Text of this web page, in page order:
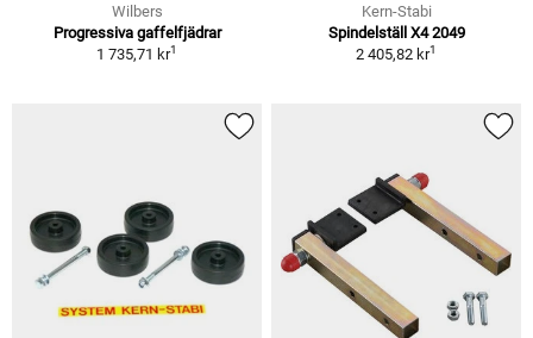
Wilbers
Progressiva gaffelfjädrar
1 735,71 kr1
Kern-Stabi
Spindelställ X4 2049
2 405,82 kr1